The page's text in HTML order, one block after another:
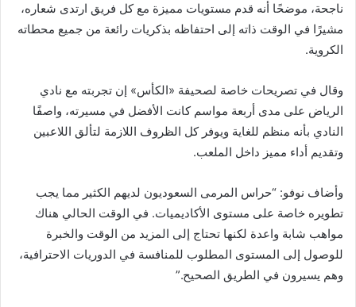
ناجحة، موضحًا أنه قدم مستويات مميزة مع كل فريق ارتدى شعاره،
مشيرًا في الوقت ذاته إلى احتفاظه بذكريات رائعة من جميع محطاته
الكروية.
وقال في تصريحات خاصة لصحيفة «الكأس» إن تجربته مع نادي
الرياض على مدى أربعة مواسم كانت الأفضل في مسيرته، واصفًا
النادي بأنه منظم للغاية ويوفر كل الظروف اللازمة لتألق اللاعبين
وتقديم أداء مميز داخل الملعب.
وأضاف نوفو: “حراس المرمى السعوديون لديهم الكثير مما يجب
تطويره خاصة على مستوى الأكاديميات. في الوقت الحالي هناك
مواهب شابة واعدة لكنها تحتاج إلى المزيد من الوقت والخبرة
للوصول إلى المستوى المطلوب للمنافسة في الدوريات الاحترافية،
وهم يسيرون في الطريق الصحيح.”